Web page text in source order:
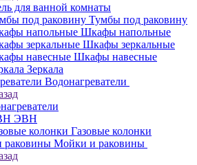
для ванной комнаты
Тумбы под раковину
Шкафы напольные
Шкафы зеркальные
Шкафы навесные
Зеркала
Водонагреватели
ЭВН
Газовые колонки
Мойки и раковины